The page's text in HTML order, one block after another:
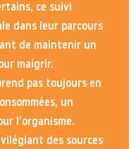
ce suivi
dans leur parcours
de maintenir un
maigrir.
pas toujours en
un
l’organisme.
des sources